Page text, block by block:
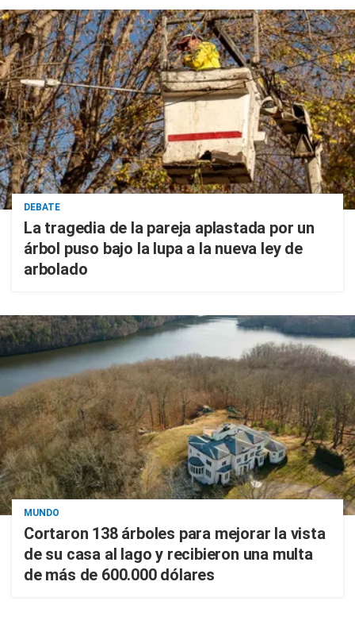
DEBATE
La tragedia de la pareja aplastada por un
árbol puso bajo la lupa a la nueva ley de
arbolado
MUNDO
Cortaron 138 árboles para mejorar la vista
de su casa al lago y recibieron una multa
de más de 600.000 dólares